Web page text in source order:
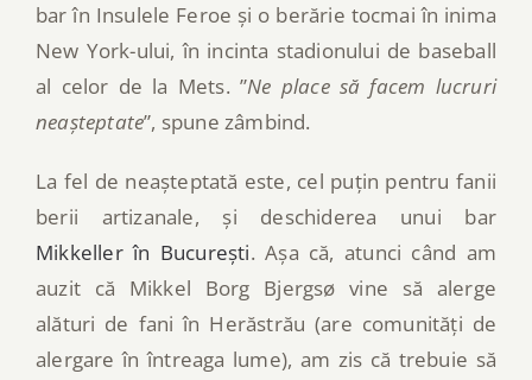
bar în Insulele Feroe și o berărie tocmai în inima
New York-ului, în incinta stadionului de baseball
al celor de la Mets. ”Ne place să facem lucruri
neașteptate”, spune zâmbind.
La fel de neașteptată este, cel puțin pentru fanii
berii artizanale, și deschiderea unui bar
Mikkeller în București. Așa că, atunci când am
auzit că Mikkel Borg Bjergsø vine să alerge
alături de fani în Herăstrău (are comunități de
alergare în întreaga lume), am zis că trebuie să